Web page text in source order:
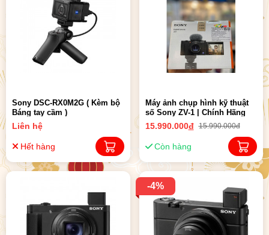
Sony DSC-RX0M2G ( Kèm bộ
Báng tay cầm )
Liên hệ
Hết hàng
Máy ảnh chụp hình kỹ thuật
số Sony ZV-1 | Chính Hãng
15.990.000đ 15.990.000đ
Còn hàng
-4%